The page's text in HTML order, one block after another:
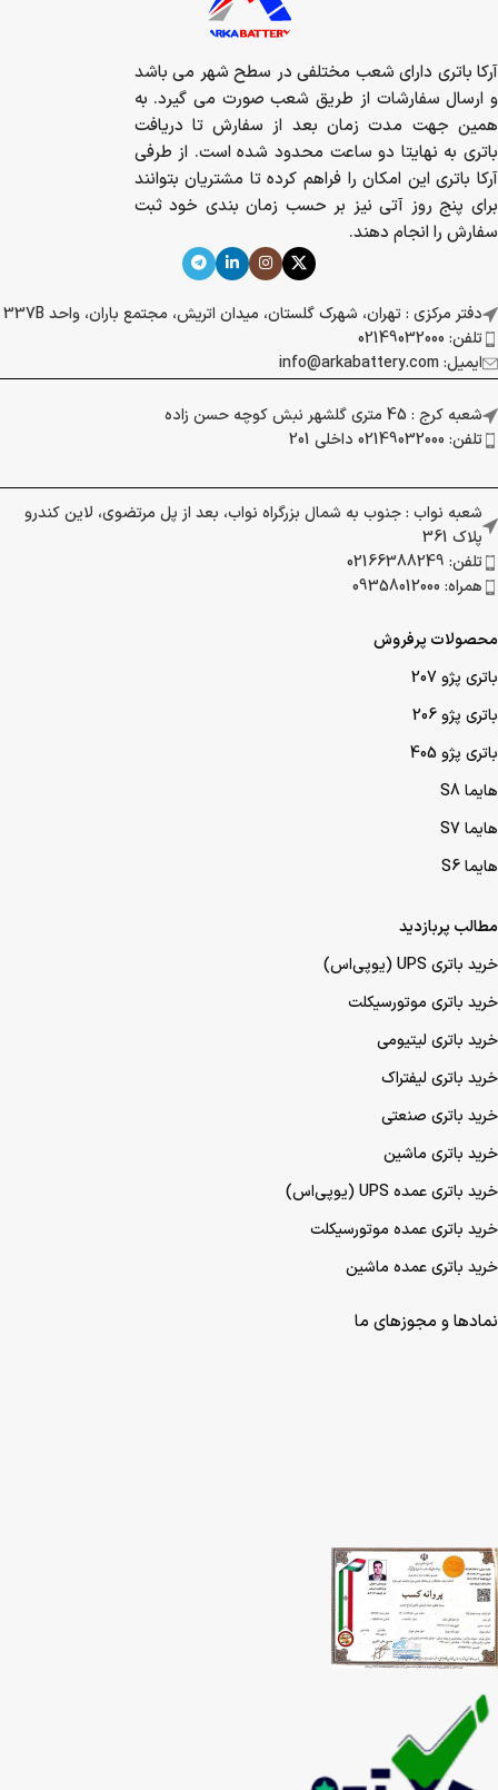
آرکا باتری دارای شعب مختلفی در سطح شهر می باشد
و ارسال سفارشات از طریق شعب صورت می گیرد. به
همین جهت مدت زمان بعد از سفارش تا دریافت
باتری به نهایتا دو ساعت محدود شده است. از طرفی
آرکا باتری این امکان را فراهم کرده تا مشتریان بتوانند
برای پنج روز آتی نیز بر حسب زمان بندی خود ثبت
سفارش را انجام دهند.
دفتر مرکزی : تهران، شهرک گلستان، میدان اتریش، مجتمع باران، واحد 337B
تلفن: 02149032000
ایمیل: info@arkabattery.com
شعبه کرج : 45 متری گلشهر نبش کوچه حسن زاده
تلفن: 02149032000 داخلی 201
شعبه نواب : جنوب به شمال بزرگراه نواب، بعد از پل مرتضوی، لاین کندرو
پلاک 361
تلفن: 02166388249
همراه: 09358012000
محصولات پرفروش
باتری پژو 207
باتری پژو 206
باتری پژو 405
هایما S8
هایما S7
هایما S6
مطالب پربازدید
خرید باتری UPS (یو‌پی‌اس)
خرید باتری موتورسیکلت
خرید باتری لیتیومی
خرید باتری لیفتراک
خرید باتری صنعتی
خرید باتری ماشین
خرید باتری عمده UPS (یو‌پی‌اس)
خرید باتری عمده موتورسیکلت
خرید باتری عمده ماشین
نمادها و مجوزهای ما